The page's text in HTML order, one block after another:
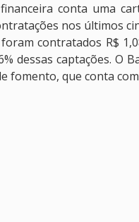
conta uma
nos últimos
contratados R$
dessas captações. O
fomento, que conta